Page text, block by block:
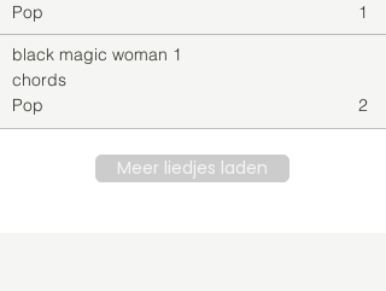
Pop
1
black magic woman 1
chords
Pop
2
Meer liedjes laden